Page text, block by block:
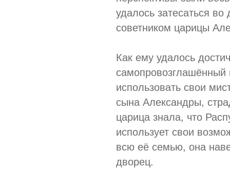
удалось затесаться
советником царицы
Как ему удалось
использовать свои
сына Александры,
царица знала, что
использует свои
всю её семью, она
дворец.